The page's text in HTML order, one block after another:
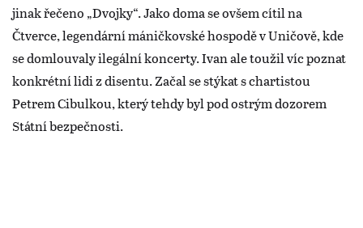
jinak řečeno „Dvojky“. Jako doma se ovšem cítil na
Čtverce, legendární máničkovské hospodě v Uničově, kde
se domlouvaly ilegální koncerty. Ivan ale toužil víc poznat
konkrétní lidi z disentu. Začal se stýkat s chartistou
Petrem Cibulkou, který tehdy byl pod ostrým dozorem
Státní bezpečnosti.